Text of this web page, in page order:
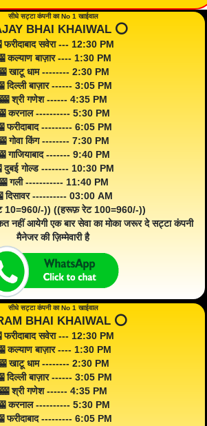
सीधे सट्टा कंपनी का No 1 खाईवाल
BHAI KHAIWAL ⭕️
फरीदाबाद सवेरा --- 12:30 PM
कल्याण बाज़ार ---- 1:30 PM
खाटू धाम -------- 2:30 PM
दिल्ली बाज़ार ------ 3:05 PM
🎰 श्री गणेश ------ 4:35 PM
करनाल ---------- 5:30 PM
फरीदाबाद --------- 6:05 PM
गोवा किंग -------- 7:30 PM
गाजियाबाद ------- 9:40 PM
दुबई गोल्ड -------- 10:30 PM
गली ----------- 11:40 PM
दिसावर ---------- 03:00 AM
10=960/-)) ((हरूफ़ रेट 100=960/-))
नहीं आयेगी एक बार सेवा का मोका जरूर दे सट्टा कंपनी
मैनेजर की ज़िम्मेवारी है
सीधे सट्टा कंपनी का No 1 खाईवाल
BHAI KHAIWAL ⭕️
फरीदाबाद सवेरा --- 12:30 PM
कल्याण बाज़ार ---- 1:30 PM
खाटू धाम -------- 2:30 PM
दिल्ली बाज़ार ------ 3:05 PM
🎰 श्री गणेश ------ 4:35 PM
करनाल ---------- 5:30 PM
फरीदाबाद --------- 6:05 PM